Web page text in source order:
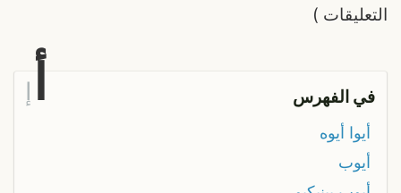
التعليقات )
في الفهرس إ
أيوا أيوه
أيوب